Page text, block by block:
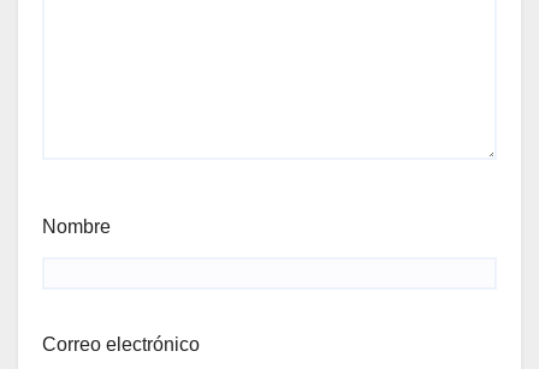
Nombre
Correo electrónico